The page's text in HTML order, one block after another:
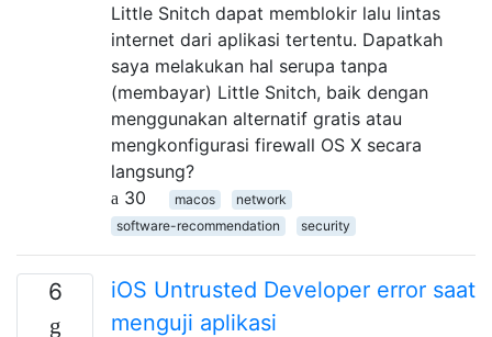
Little Snitch dapat memblokir lalu lintas
internet dari aplikasi tertentu. Dapatkah
saya melakukan hal serupa tanpa
(membayar) Little Snitch, baik dengan
menggunakan alternatif gratis atau
mengkonfigurasi firewall OS X secara
langsung?
30
macos
network
software-recommendation
security
6
iOS Untrusted Developer error saat
menguji aplikasi